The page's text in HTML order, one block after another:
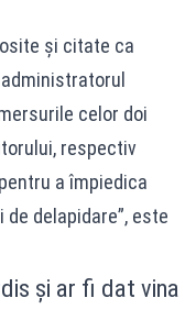
și citate ca
celor doi
respectiv
a împiedica
delapidare”, este
și ar fi dat vina